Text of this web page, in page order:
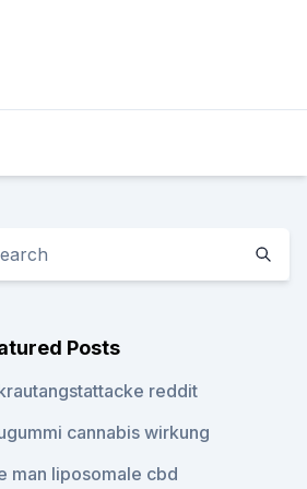
Posts
reddit
cannabis wirkung
man liposomale cbd